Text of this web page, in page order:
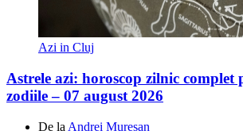
Azi in Cluj
Astrele azi: horoscop zilnic complet
zodiile – 07 august 2026
De la Andrei Mureșan